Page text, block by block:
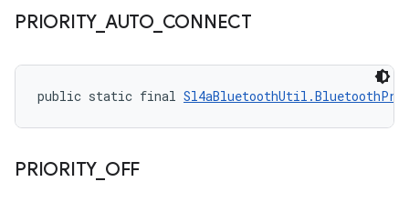
PRIORITY_ AUTO_ CONNECT
public static final
PRIORITY_ OFF